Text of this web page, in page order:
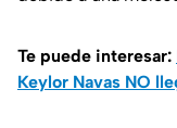
Te puede interesar:
Keylor Navas NO